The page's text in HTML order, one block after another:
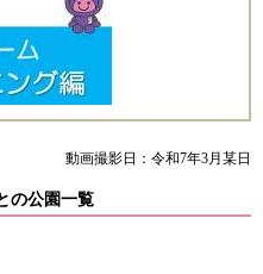
動画撮影日：令和7年3月某日
の公園一覧